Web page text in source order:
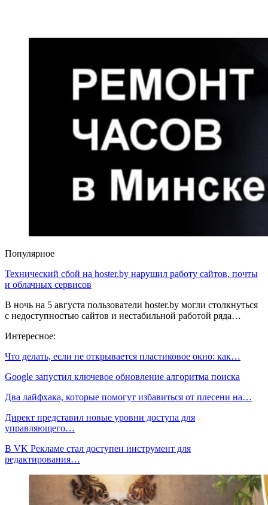
Популярное
Технический сбой на hoster.by нарушил работу сайтов, почты
и облачных сервисов
В ночь на 5 августа пользователи hoster.by могли столкнуться
с недоступностью сайтов и нестабильной работой ряда…
Интересное:
Что делать, если не открывается пластиковое окно: как…
Google запустил ключевое обновление алгоритма поиска
Два лайфхака, которые помогут избавиться от плесени на…
Директ представил новые уровни доступа для
управляющего…
В VK Рекламе стал доступен инструмент для
редактирования…